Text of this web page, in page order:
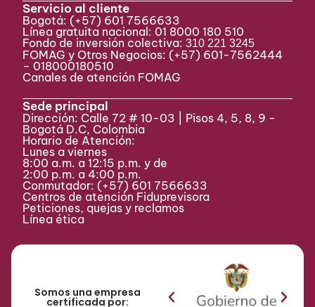
Servicio al cliente
Bogotá: (+57) 601 7566633
Línea gratuita nacional: 01 8000 180 510
Fondo de inversión colectiva:310 221 3245
FOMAG y Otros Negocios: (+57) 601-7562444
– 018000180510
Canales de atención FOMAG
Sede principal
Dirección: Calle 72 # 10-03 | Pisos 4, 5, 8, 9 -
Bogotá D.C, Colombia
Horario de Atención:
Lunes a viernes
8:00 a.m. a 12:15 p.m. y de
2:00 p.m. a 4:00 p.m.
Conmutador: (+57) 601 7566633
Centros de atención Fiduprevisora
Peticiones, quejas y reclamos
Línea ética
Somos una empresa
certificada por: